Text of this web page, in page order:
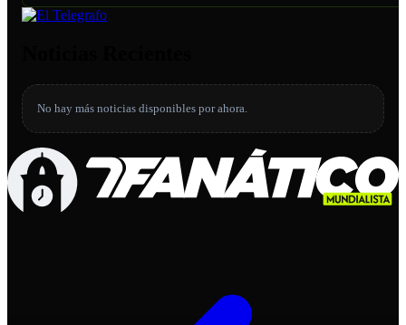
No hay más noticias disponibles por ahora.